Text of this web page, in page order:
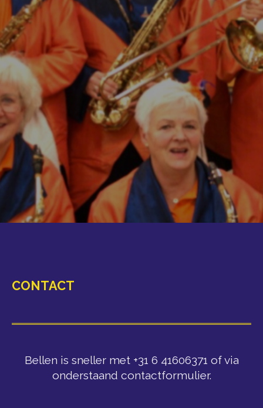
CONTACT
Bellen is sneller met +31 6 41606371 of via
onderstaand contactformulier.